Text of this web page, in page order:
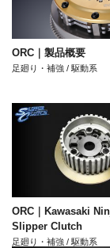
ORC｜製品概要
足廻り・補強 / 駆動系
ORC｜Kawasaki
Slipper Clutch
足廻り・補強 / 駆動系